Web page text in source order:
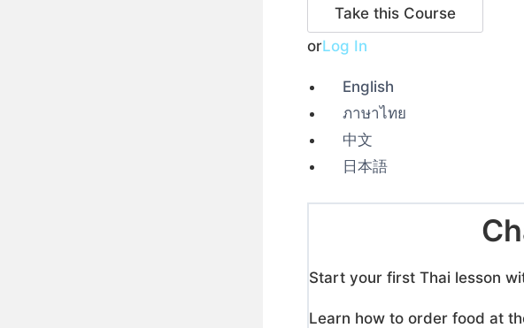
orLog In
English
ภาษาไทย
中文
日本語
Start your first Thai lesson
Learn how to order food at